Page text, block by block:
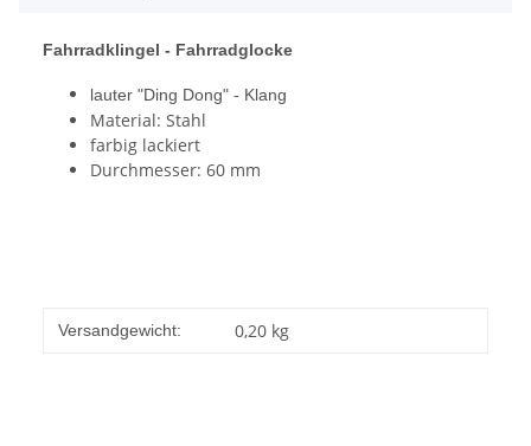
Fahrradklingel - Fahrradglocke
lauter "Ding Dong" - Klang
Material: Stahl
farbig lackiert
Durchmesser: 60 mm
Versandgewicht: 0,20 kg